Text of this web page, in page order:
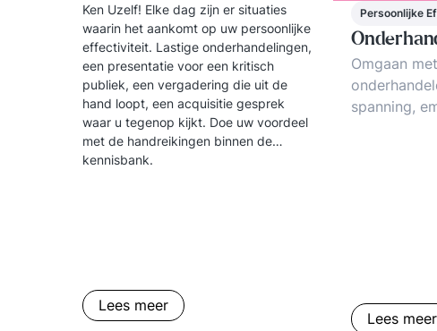
Ken Uzelf! Elke dag zijn er situaties
waarin het aankomt op uw persoonlijke
effectiviteit. Lastige onderhandelingen,
een presentatie voor een kritisch
publiek, een vergadering die uit de
hand loopt, een acquisitie gesprek
waar u tegenop kijkt. Doe uw voordeel
met de handreikingen binnen de
kennisbank.
Lees meer
Persoonlijke
Omgaan
spanning,
Lees meer